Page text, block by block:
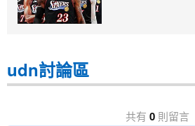
udn討論區
共有 0則留言